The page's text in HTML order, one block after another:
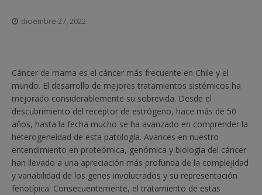
diciembre 27, 2022
Cáncer de mama es el cáncer más frecuente en Chile y el
mundo. El desarrollo de mejores tratamientos sistémicos ha
mejorado considerablemente su sobrevida. Desde el
descubrimiento del receptor de estrógeno, hace más de 50
años, hasta la fecha mucho se ha avanzado en comprender la
heterogeneidad de esta patología. Avances en nuestro
entendimiento en proteómica, genómica y biología del cáncer
han llevado a una apreciación más profunda de la complejidad
y variabilidad de los genes involucrados y su representación
fenotípica. Consecuentemente, el tratamiento de estas